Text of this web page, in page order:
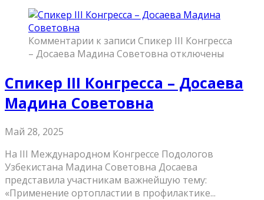
Комментарии к записи Спикер III Конгресса
– Досаева Мадина Советовна отключены
Спикер III Конгресса – Досаева
Мадина Советовна
Май 28, 2025
На III Международном Конгрессе Подологов
Узбекистана Мадина Советовна Досаева
представила участникам важнейшую тему:
«Применение ортопластии в профилактике...